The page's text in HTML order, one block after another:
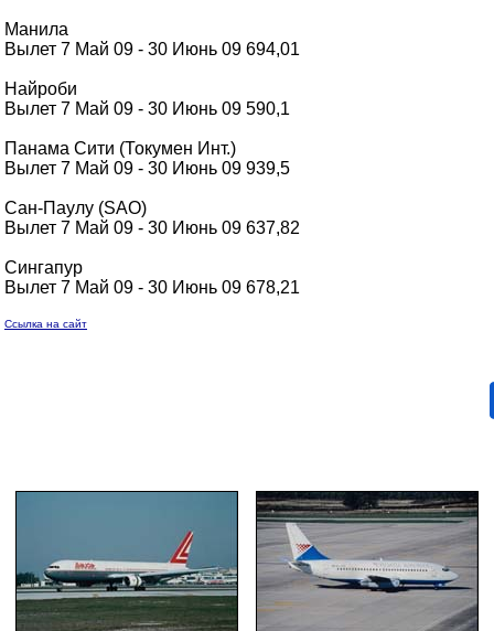
Манила
Вылет 7 Май 09 - 30 Июнь 09 694,01
Найроби
Вылет 7 Май 09 - 30 Июнь 09 590,1
Панама Сити (Токумен Инт.)
Вылет 7 Май 09 - 30 Июнь 09 939,5
Сан-Паулу (SAO)
Вылет 7 Май 09 - 30 Июнь 09 637,82
Сингапур
Вылет 7 Май 09 - 30 Июнь 09 678,21
Ссылка на сайт